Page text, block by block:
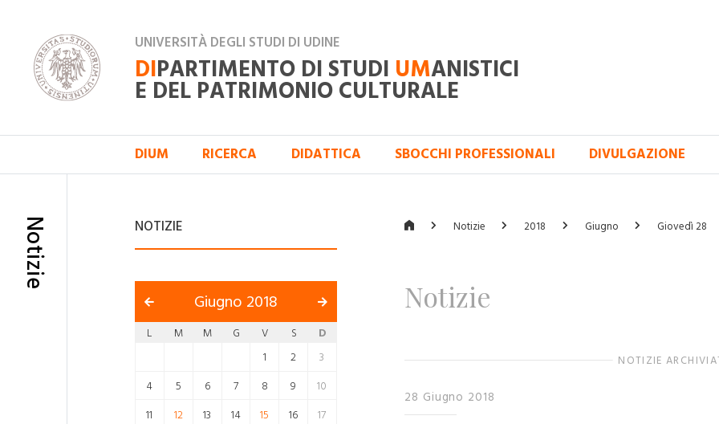
UNIVERSITÀ DEGLI STUDI DI UDINE
DIPARTIMENTO DI STUDI UMANISTICI
E DEL PATRIMONIO CULTURALE
DIUM RICERCA DIDATTICA SBOCCHI PROFESSIONALI DIVULGAZIONE
Notizie NOTIZIE
Giugno 2018
L M M G V S
D
1
2
3
4
5 6 7 8 9
10
11
12 13 14 15 16
17
Notizie 2018 Giugno Giovedì 28
Notizie
NOTIZIE
28 Giugno 2018